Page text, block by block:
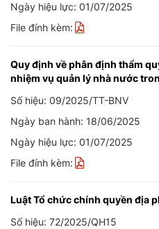
Ngày hiệu lực: 01/07/2025
File đính kèm:
Quy định về phân định thẩm
nhiệm vụ quản lý nhà nước
Số hiệu: 09/2025/TT-BNV
Ngày ban hành: 18/06/2025
Ngày hiệu lực: 01/07/2025
File đính kèm:
Luật Tổ chức chính quyền địa
Số hiệu: 72/2025/QH15